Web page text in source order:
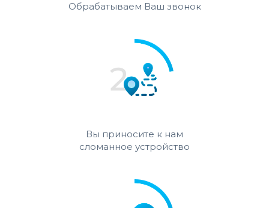
Обрабатываем Ваш звонок
Вы приносите к нам
сломанное устройство